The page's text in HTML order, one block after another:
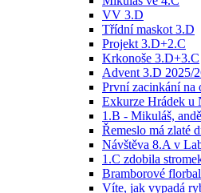
VV 3.D
Třídní maskot 3.D
Projekt 3.D+2.C
Krkonoše 3.D+3.C
Advent 3.D 2025/
První zacinkání na
Exkurze Hrádek u
1.B - Mikuláš,
Řemeslo má zlaté
Návštěva 8.A v
1.C zdobila
Bramborové
Víte, jak vypadá